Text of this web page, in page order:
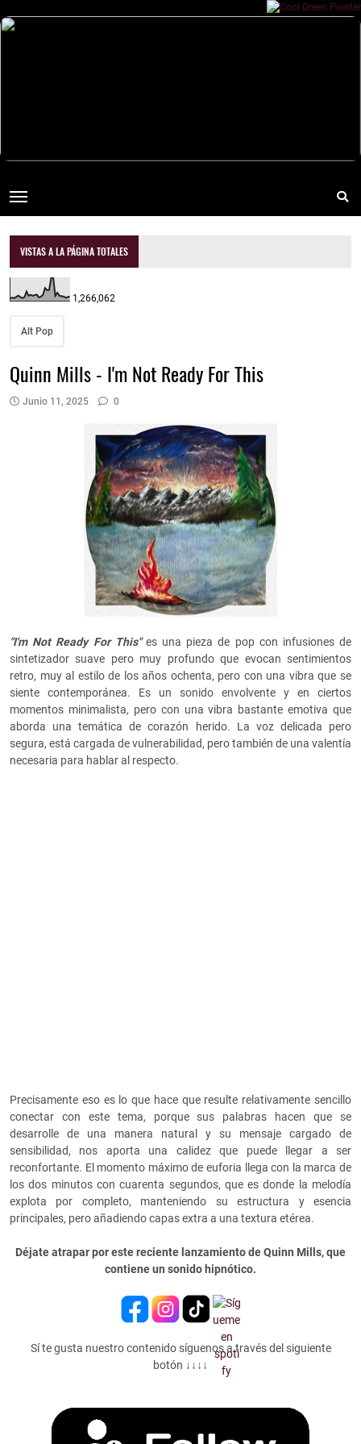
VISTAS A LA PÁGINA TOTALES
1,266,062
Alt Pop
Quinn Mills - I'm Not Ready For This
Junio 11, 2025 0
"I'm Not Ready For This"es una pieza de pop con infusiones de
sintetizador suave pero muy profundo que evocan sentimientos
retro, muy al estilo de los años ochenta, pero con una vibra que se
siente contemporánea. Es un sonido envolvente y en ciertos
momentos minimalista, pero con una vibra bastante emotiva que
aborda una temática de corazón herido. La voz delicada pero
segura, está cargada de vulnerabilidad, pero también de una valentía
necesaria para hablar al respecto.
Precisamente eso es lo que hace que resulte relativamente sencillo
conectar con este tema, porque sus palabras hacen que se
desarrolle de una manera natural y su mensaje cargado de
sensibilidad, nos aporta una calidez que puede llegar a ser
reconfortante. El momento máximo de euforia llega con la marca de
los dos minutos con cuarenta segundos, que es donde la melodía
explota por completo, manteniendo su estructura y esencia
principales, pero añadiendo capas extra a una textura etérea.
Déjate atrapar por este reciente lanzamiento de Quinn Mills, que
contiene un sonido hipnótico.
Sí te gusta nuestro contenido síguenos a través del siguiente
botón ↓↓↓↓